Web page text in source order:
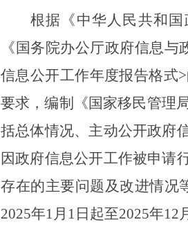
根据《中华人民共和
《国务院办公厅政府信息
信息公开工作年度报告格式
要求，编制《国家移民管理
括总体情况、主动公开政府
因政府信息公开工作被申请
存在的主要问题及改进情况
2025年1月1日起至2025年12